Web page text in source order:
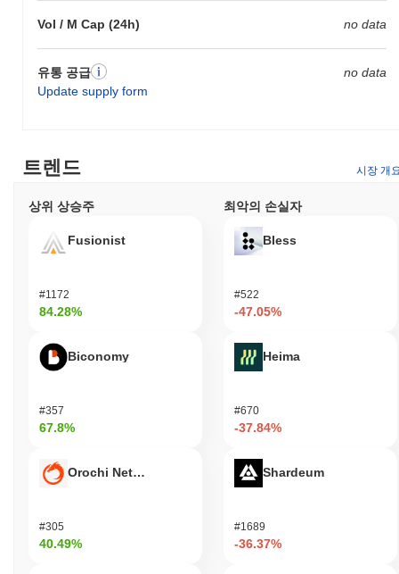
Vol / M Cap (24h) no data
유통 공급
Update supply form
no data
트렌드 시장 개
상위 상승주
Fusionist
#1172
84.28%
Biconomy
#357
67.8%
Orochi Network
#305
40.49%
최악의 손실자
Bless
#522
-47.05%
Heima
#670
-37.84%
Shardeum
#1689
-36.37%